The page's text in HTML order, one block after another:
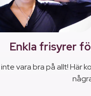
Enkla frisyrer
vara bra på allt! Här